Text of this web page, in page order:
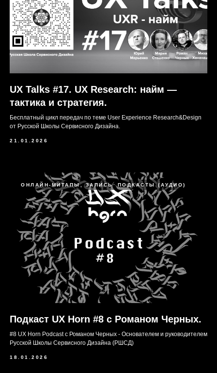
UX Talks #17. UX Research: найм —
тактика и стратегия.
Бесплатный цикл передач по теме User Experience Research&Design
от Русской Школы Сервисного Дизайна.
21.01.2026
ОНЛАЙН-МИТАПЫ, ЗАПИСЬ ПОДКАСТЫ (АУДИО)
Подкаст UX Horn #8 c Романом Черных.
#8 UX Horn Podcast с Романом Черных - Основателем и руководителем
Русской Школы Сервисного Дизайна (РШСД)
18.01.2026